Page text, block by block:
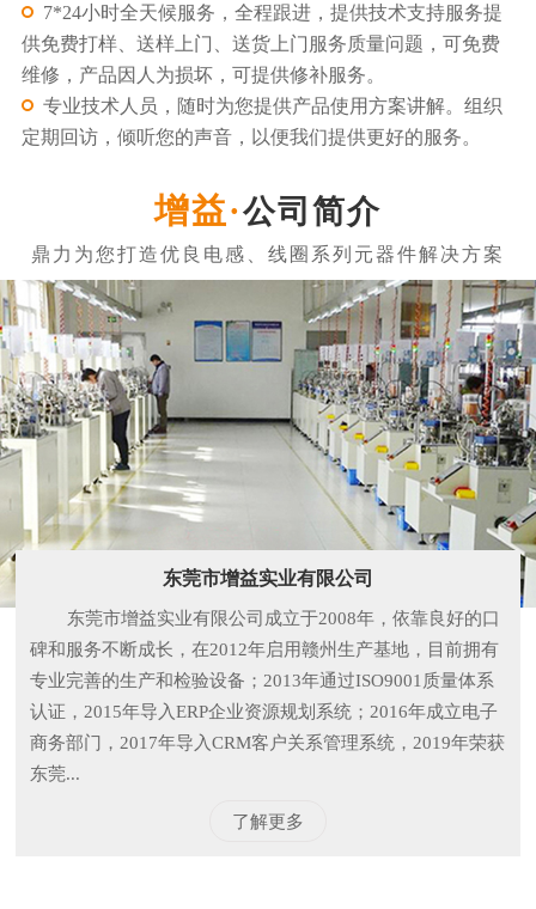
7*24小时全天候服务，全程跟进，提供技术支持服务提
供免费打样、送样上门、送货上门服务质量问题，可免费
维修，产品因人为损坏，可提供修补服务。
专业技术人员，随时为您提供产品使用方案讲解。组织
定期回访，倾听您的声音，以便我们提供更好的服务。
公司简介
东莞市增益实业有限公司
东莞市增益实业有限公司成立于2008年，依靠良好的口
碑和服务不断成长，在2012年启用赣州生产基地，目前拥有
专业完善的生产和检验设备；2013年通过ISO9001质量体系
认证，2015年导入ERP企业资源规划系统；2016年成立电子
商务部门，2017年导入CRM客户关系管理系统，2019年荣获
东莞...
了解更多